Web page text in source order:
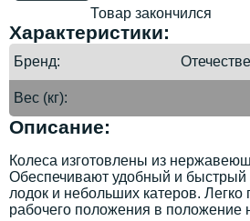
Товар закончился
Характеристики:
Бренд
Вес (кг)
Описание:
Колеса изготовлены из
Обеспечивают удобный и быстрый
лодок и небольших катеров. Легко
рабочего положения в положение